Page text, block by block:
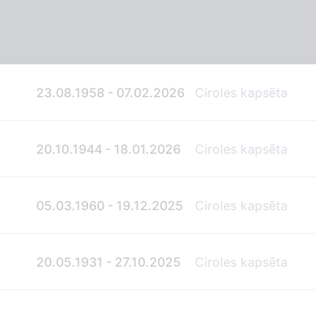
23.08.1958 - 07.02.2026 Ciroles kapsēta
20.10.1944 - 18.01.2026 Ciroles kapsēta
05.03.1960 - 19.12.2025 Ciroles kapsēta
20.05.1931 - 27.10.2025 Ciroles kapsēta